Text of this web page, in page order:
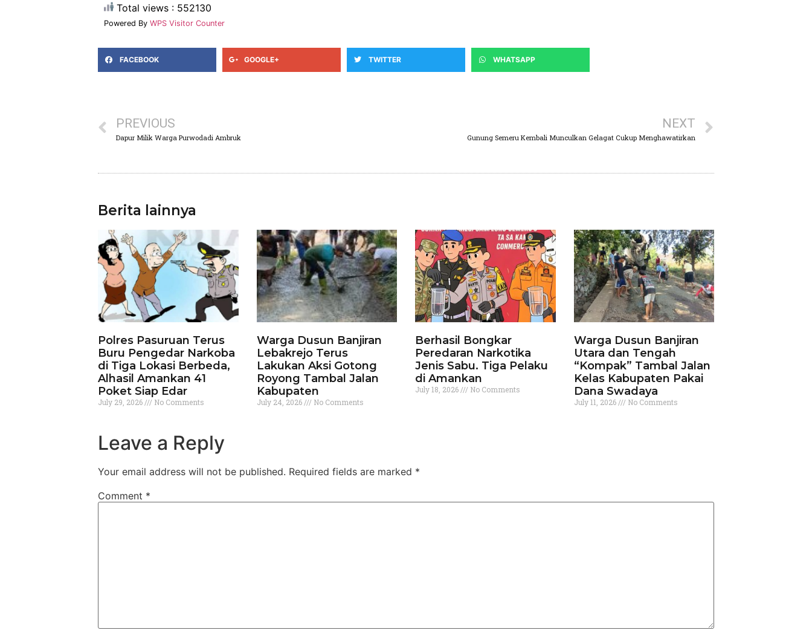
Total views : 552130
Powered By WPS Visitor Counter
FACEBOOK GOOGLE+ TWITTER WHATSAPP
PREVIOUS
Dapur Milik Warga Purwodadi Ambruk
NEXT
Gunung Semeru Kembali Munculkan Gelagat Cukup Menghawatirkan
Berita lainnya
Polres Pasuruan Terus
Buru Pengedar Narkoba
di Tiga Lokasi Berbeda,
Alhasil Amankan 41
Poket Siap Edar
July 29, 2026 No Comments
Warga Dusun Banjiran
Lebakrejo Terus
Lakukan Aksi Gotong
Royong Tambal Jalan
Kabupaten
July 24, 2026 No Comments
Berhasil Bongkar
Peredaran Narkotika
Jenis Sabu. Tiga Pelaku
di Amankan
July 18, 2026 No Comments
Warga Dusun Banjiran
Utara dan Tengah
“Kompak” Tambal Jalan
Kelas Kabupaten Pakai
Dana Swadaya
July 11, 2026 No Comments
Leave a Reply
Your email address will not be published. Required fields are marked *
Comment *